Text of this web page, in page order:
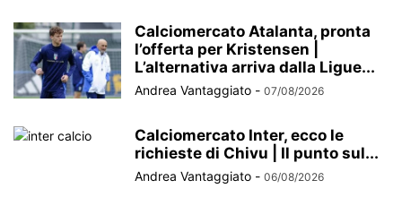
Calciomercato Atalanta, pronta
l’offerta per Kristensen |
L’alternativa arriva dalla Ligue...
Andrea Vantaggiato - 07/08/2026
Calciomercato Inter, ecco le
richieste di Chivu | Il punto sul...
Andrea Vantaggiato - 06/08/2026